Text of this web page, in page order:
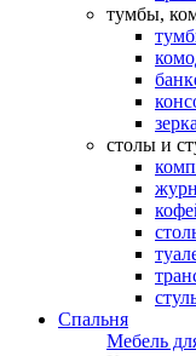
тумбы,
столы и
Спальня
Мебель